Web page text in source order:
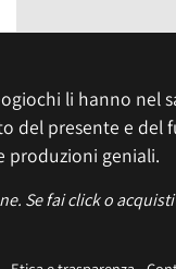
li hanno nel
presente e del
produzioni geniali.
Se fai click o